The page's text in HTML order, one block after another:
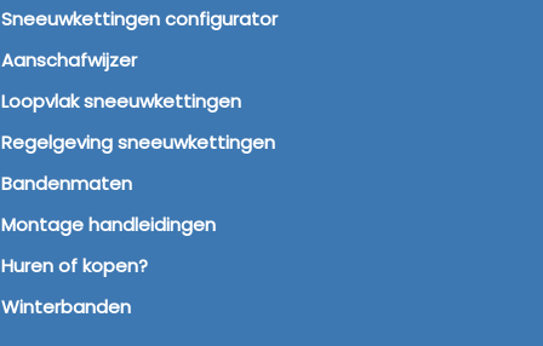
Sneeuwkettingen configurator
Aanschafwijzer
Loopvlak sneeuwkettingen
Regelgeving sneeuwkettingen
Bandenmaten
Montage handleidingen
Huren of kopen?
Winterbanden